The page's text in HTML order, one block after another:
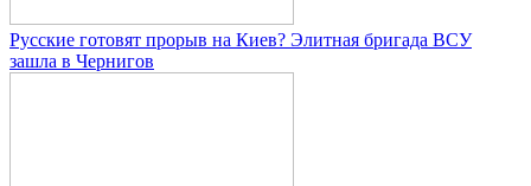
Русские готовят прорыв на Киев? Элитная бригада ВСУ
зашла в Чернигов